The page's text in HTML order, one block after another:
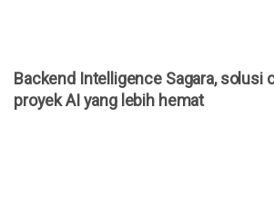
Backend Intelligence Sagara, solusi
proyek AI yang lebih hemat